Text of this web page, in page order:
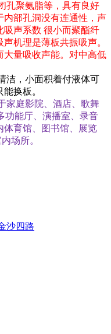
孔聚氨脂等，具有良好
内部孔洞没有连通性，声
吸声系数 很小而聚酯纤
机理是薄板共振吸声。
大量吸收声能。对中高低
洁，小面积着付液体可
换板。
家庭影院、酒店、歌舞
功能厅、演播室、录音
体育馆、图书馆、展览
场所。
沙四路